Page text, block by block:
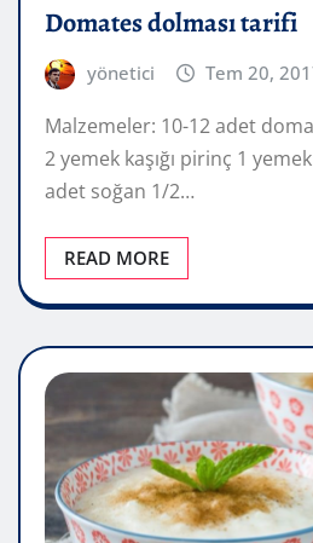
Domates dolması tarifi
yönetici Tem 20,
Malzemeler: 10-12 adet
2 yemek kaşığı pirinç 1
adet soğan 1/2…
READ MORE